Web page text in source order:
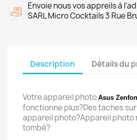
Envoie nous vos appreils à
SARL Micro Cocktails 3 Rue
Description Détails du
Votre appareil photo Asus
fonctionne plus?Des taches
appareil photo?Appareil photo
tombé?